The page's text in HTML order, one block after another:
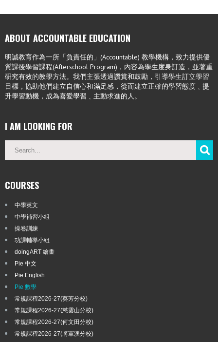
ABOUT ACCOUNTABLE EDUCATION
明誠教育作為一所「負責任的」(Accountable) 教學機構，致力提供優
質課後學習課程(Afterschool Program)，內容為學生度身訂造，並著重
研究有效的教學方法。我們主張透過讚賞和鼓勵，引導學生訂立學習
目標，協助他們建立自信心和滿足感，從而建立正確的學習態度﹑提
升學習動機，成為喜愛學習﹑主動求進的人。
I AM LOOKING FOR
COURSES
中學英文
中學補習小組
操卷訓練
功課輔導小組
doingART 繪畫
Pie 中文
Pie English
Pie 數學
常規課程2026-27(葵芳分校)
常規課程2026-27(慈雲山分校)
常規課程2026-27(何文田分校)
常規課程2026-27(將軍澳分校)